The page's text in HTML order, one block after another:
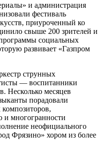
и администрация
фестиваль
приуроченный ко
свыше 200 зрителей и
социальных
развивает «Газпром
струнных
— воспитанники
Несколько месяцев
порадовали
и многогранности
неофициального
Фрязино» хором из более